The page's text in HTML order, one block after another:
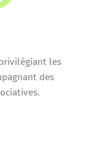
les
des